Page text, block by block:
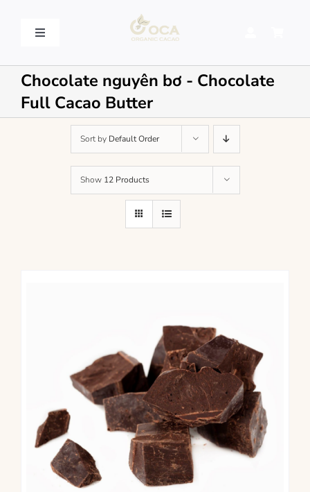
Toggle
VỀ OCA – OCA STORY
QUY TRÌNH SẢN XUẤT – PROCESSING
LIÊN HỆ – CONTACT US
Chocolate nguyên bơ - Chocolate
Full Cacao Butter
Sort by Default Order
Show 12 Products